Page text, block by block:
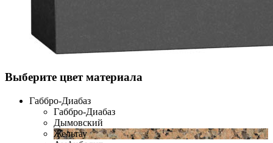
Выберите цвет материала
Габбро-Диабаз
Габбро-Диабаз
Дымовский
Жельтау